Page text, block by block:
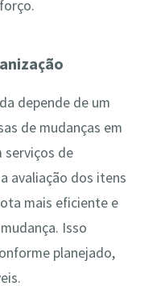
depende de um
de mudanças em
serviços de
avaliação dos itens
mais eficiente e
Isso
planejado,